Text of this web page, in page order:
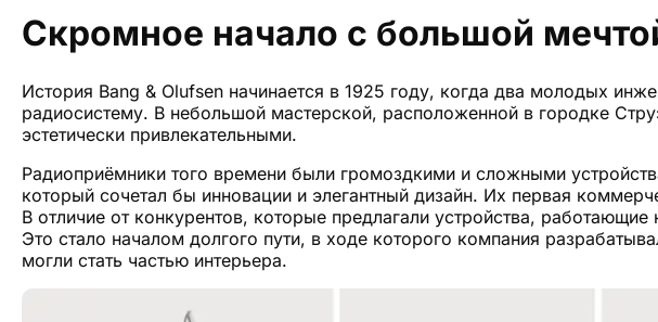
Скромное начало с большой
История Bang & Olufsen начинается в 1925 году, когда два молодых
радиосистему. В небольшой мастерской, расположенной в городке
эстетически привлекательными.
Радиоприёмники того времени были громоздкими и сложными
который сочетал бы инновации и элегантный дизайн. Их первая
В отличие от конкурентов, которые предлагали устройства,
Это стало началом долгого пути, в ходе которого компания
могли стать частью интерьера.